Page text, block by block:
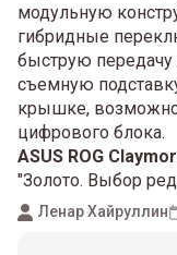
модульную
гибридные
быструю
съемную
крышке,
цифрового блока.
ASUS ROG
"Золото. Выбор
Ленар Хайруллин